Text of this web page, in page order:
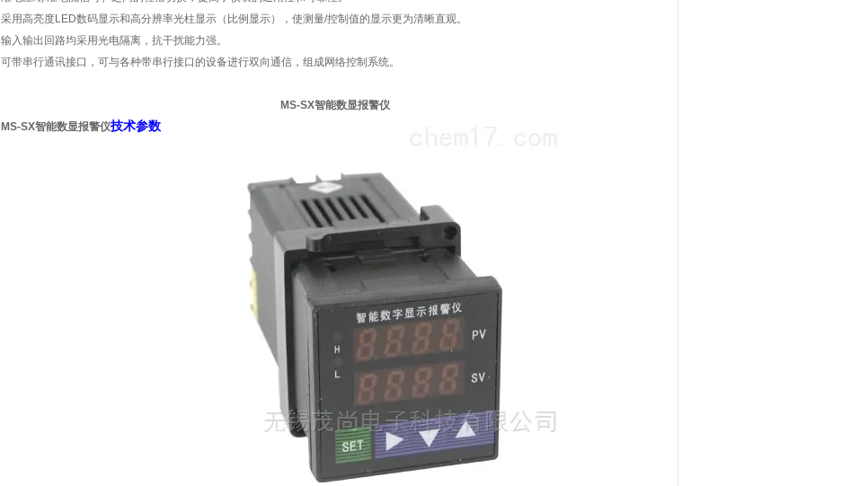
采用高亮度LED数码显示和高分辨率光柱显示（比例显示），使测量/控制值的显示更为清晰直观。
输入输出回路均采用光电隔离，抗干扰能力强。
可带串行通讯接口，可与各种带串行接口的设备进行双向通信，组成网络控制系统。
MS-SX智能数显报警仪
MS-SX智能数显报警仪技术参数